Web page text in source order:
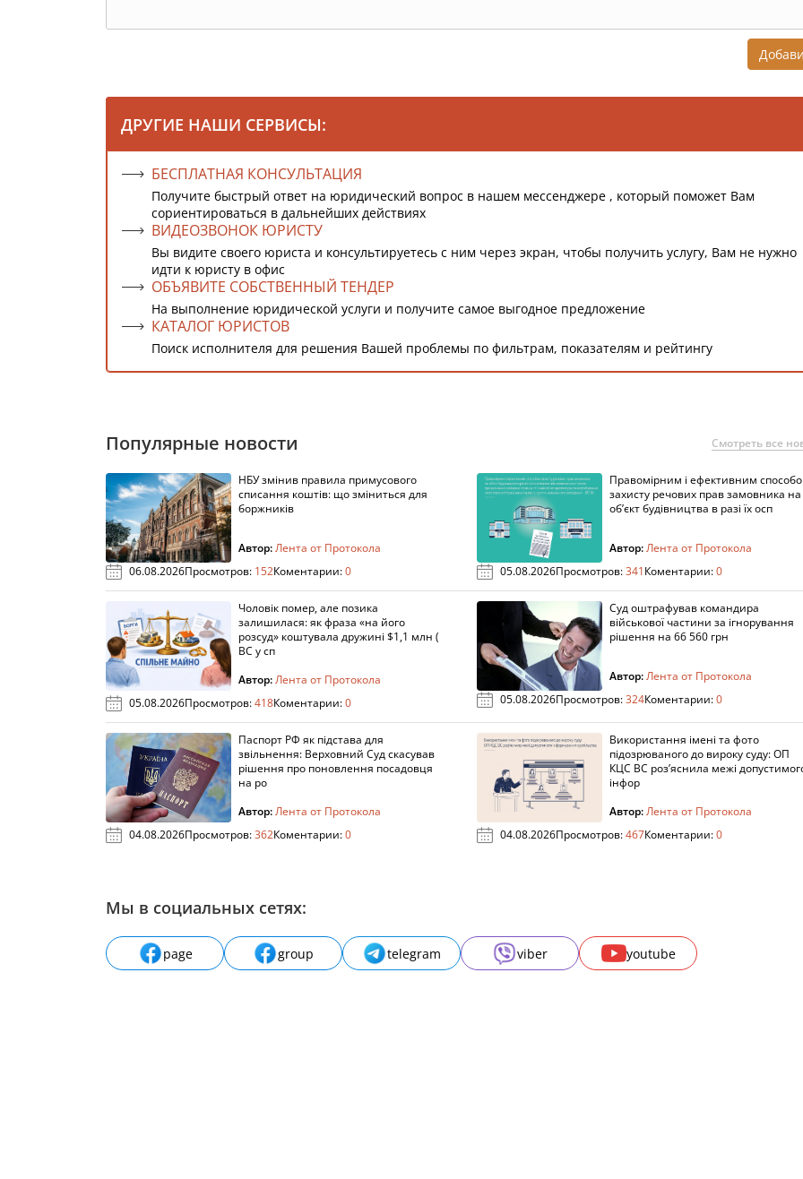
ДРУГИЕ НАШИ СЕРВИСЫ:
БЕСПЛАТНАЯ КОНСУЛЬТАЦИЯ
Получите быстрый ответ на юридический вопрос в нашем мессенджере , который поможет Вам
сориентироваться в дальнейших действиях
ВИДЕОЗВОНОК ЮРИСТУ
Вы видите своего юриста и консультируетесь с ним через экран, чтобы получить услугу, Вам не нужно
идти к юристу в офис
ОБЪЯВИТЕ СОБСТВЕННЫЙ ТЕНДЕР
На выполнение юридической услуги и получите самое выгодное предложение
КАТАЛОГ ЮРИСТОВ
Поиск исполнителя для решения Вашей проблемы по фильтрам, показателям и рейтингу
Популярные новости Смотреть все
НБУ змінив правила примусового
списання коштів: що зміниться для
боржників
Автор:Лента от Протокола
06.08.2026Просмотров: 152Коментарии:0
Правомірним і ефективним
захисту речових прав замовника на
об’єкт будівництва в разі їх осп
Автор:Лента от Протокола
05.08.2026Просмотров:341Коментарии:0
Чоловік помер, але позика
залишилася: як фраза «на його
розсуд» коштувала дружині $1,1 млн (
ВС у сп
Автор:Лента от Протокола
05.08.2026Просмотров:418Коментарии:0
Суд оштрафував командира
військової частини за ігнорування
рішення на 66 560 грн
Автор:Лента от Протокола
05.08.2026Просмотров:324Коментарии:0
Паспорт РФ як підстава для
звільнення: Верховний Суд скасував
рішення про поновлення посадовця
на ро
Автор:Лента от Протокола
04.08.2026Просмотров:362Коментарии:0
Використання імені та фото
підозрюваного до вироку суду: ОП
КЦС ВС роз’яснила межі
інфор
Автор:Лента от Протокола
04.08.2026Просмотров:467Коментарии:0
Мы в социальных сетях:
page group telegram viber youtube